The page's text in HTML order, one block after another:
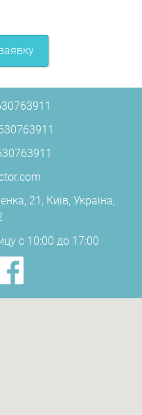
21, Київ, Україна,
с 10:00 до 17:00